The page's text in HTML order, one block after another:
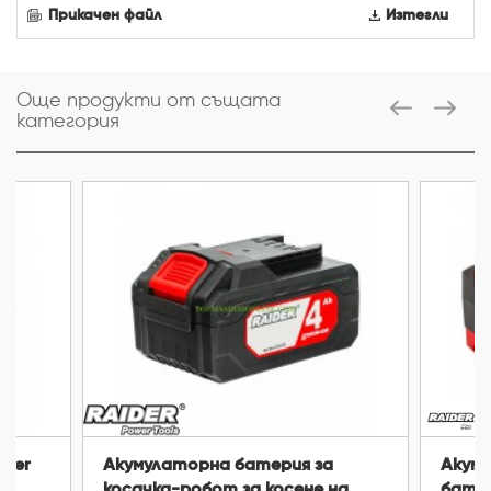
Прикачен файл Изтегли
Още продукти от същата
категория
Акумулаторна батерия за